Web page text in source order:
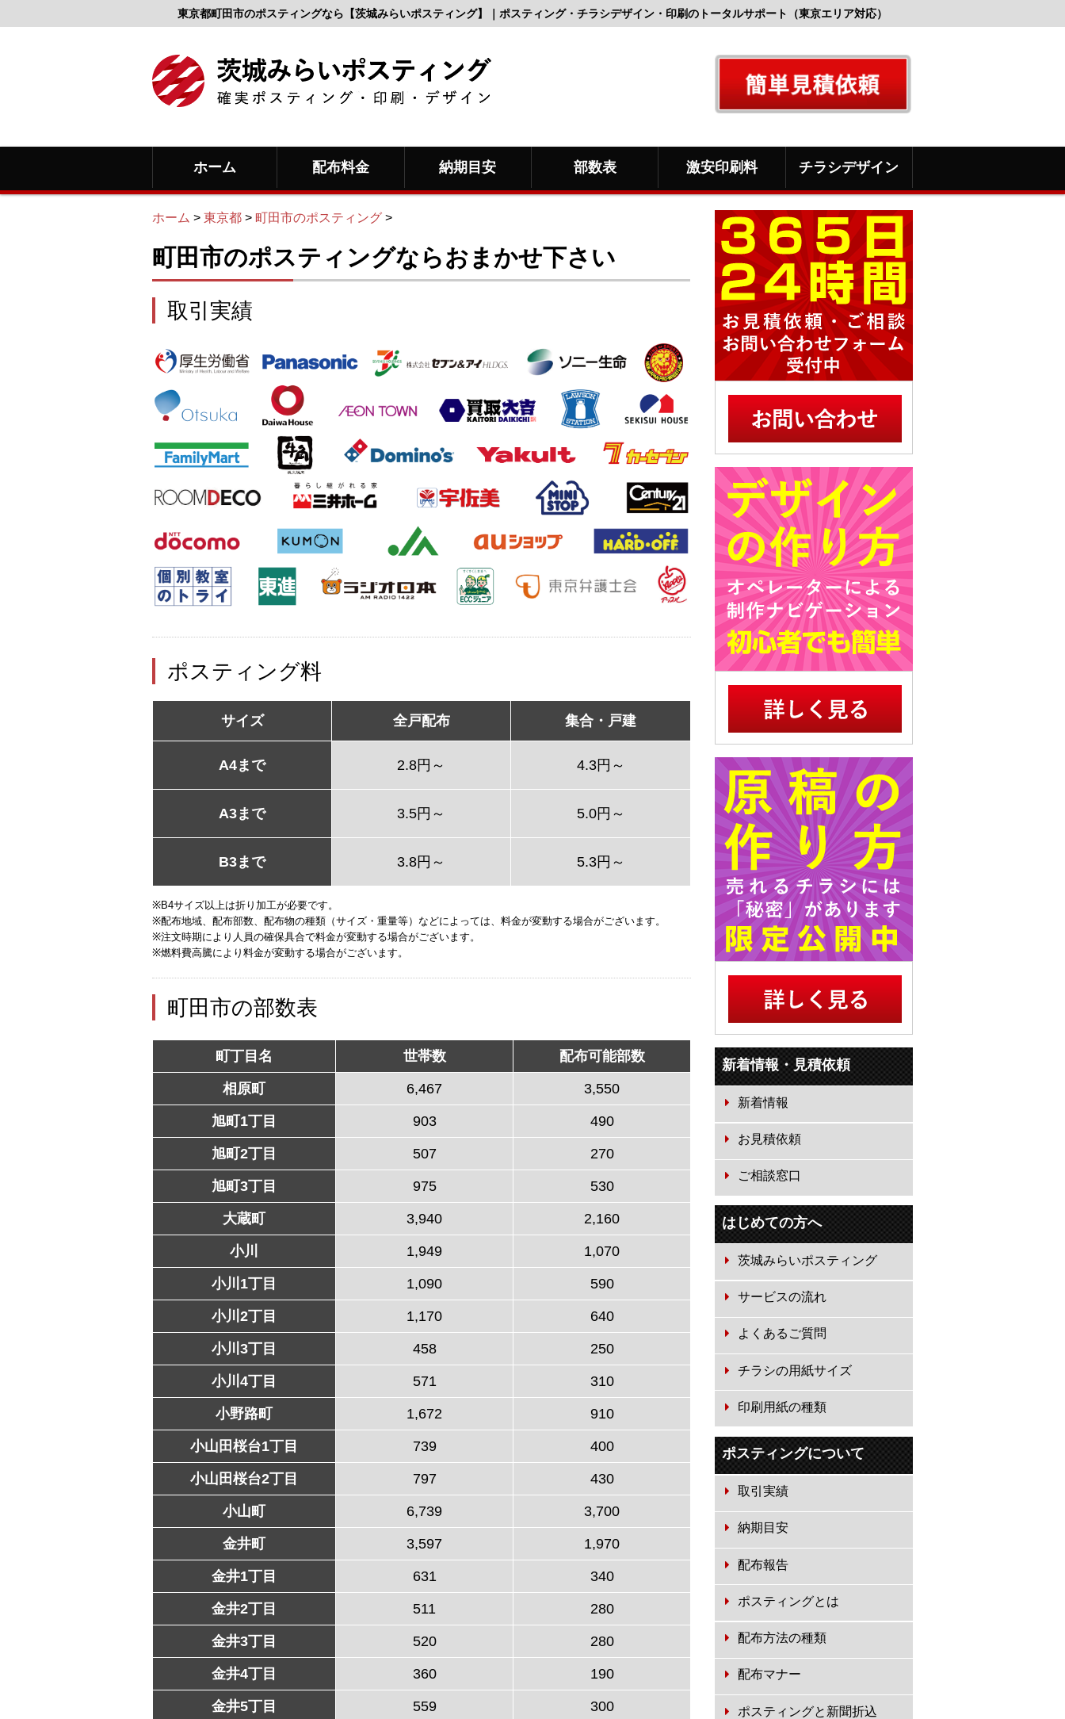
東京都町田市のポスティングなら【茨城みらいポスティング】｜ポスティング・チラシデザイン・印刷のトータルサポート（東京エリア対応）
ホーム 配布料金 納期目安 部数表 激安印刷料 チラシデザイン
ホーム > 東京都 > 町田市のポスティング >
町田市のポスティングならおまかせ下さい
取引実績
ポスティング料
サイズ 全戸配布 集合・戸建
A4まで 2.8円～ 4.3円～
A3まで 3.5円～ 5.0円～
B3まで 3.8円～ 5.3円～
※B4サイズ以上は折り加工が必要です。
※配布地域、配布部数、配布物の種類（サイズ・重量等）などによっては、料金が変動する場合がございます。
※注文時期により人員の確保具合で料金が変動する場合がございます。
※燃料費高騰により料金が変動する場合がございます。
町田市の部数表
町丁目名 世帯数 配布可能部数
相原町 6,467 3,550
旭町1丁目 903 490
旭町2丁目 507 270
旭町3丁目 975 530
大蔵町 3,940 2,160
小川 1,949 1,070
小川1丁目 1,090 590
小川2丁目 1,170 640
小川3丁目 458 250
小川4丁目 571 310
小野路町 1,672 910
小山田桜台1丁目 739 400
小山田桜台2丁目 797 430
小山町 6,739 3,700
金井町 3,597 1,970
金井1丁目 631 340
金井2丁目 511 280
金井3丁目 520 280
金井4丁目 360 190
金井5丁目 559 300
新着情報・見積依頼
新着情報
お見積依頼
ご相談窓口
はじめての方へ
茨城みらいポスティング
サービスの流れ
よくあるご質問
チラシの用紙サイズ
印刷用紙の種類
ポスティングについて
取引実績
納期目安
配布報告
ポスティングとは
配布方法の種類
配布マナー
ポスティングと新聞折込